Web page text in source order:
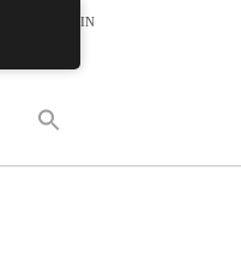
LOGIN